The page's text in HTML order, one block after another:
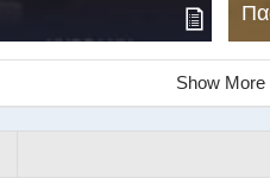
Show More